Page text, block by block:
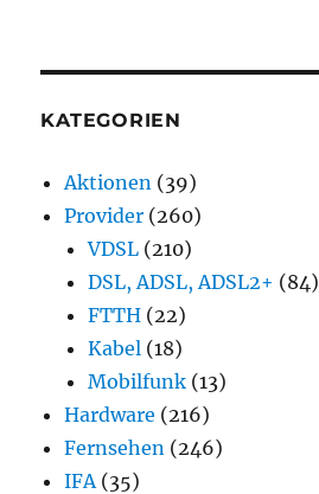
KATEGORIEN
Aktionen (39)
Provider (260)
VDSL (210)
DSL, ADSL, ADSL2+ (84)
FTTH (22)
Kabel (18)
Mobilfunk (13)
Hardware (216)
Fernsehen (246)
IFA (35)